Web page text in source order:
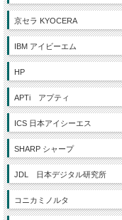
京セラ KYOCERA
IBM アイビーエム
HP
APTi アプティ
ICS 日本アイシーエス
SHARP シャープ
JDL 日本デジタル研究所
コニカミノルタ